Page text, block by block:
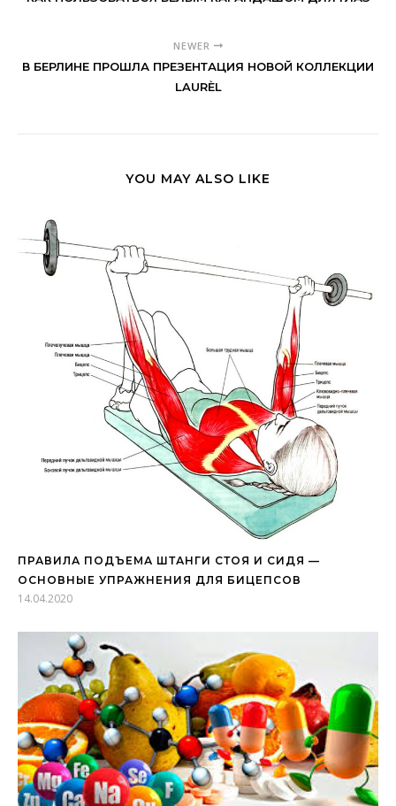
NEWER
В БЕРЛИНЕ ПРОШЛА ПРЕЗЕНТАЦИЯ НОВОЙ КОЛЛЕКЦИИ
LAURÈL
YOU MAY ALSO LIKE
ПРАВИЛА ПОДЪЕМА ШТАНГИ СТОЯ И СИДЯ —
ОСНОВНЫЕ УПРАЖНЕНИЯ ДЛЯ БИЦЕПСОВ
14.04.2020